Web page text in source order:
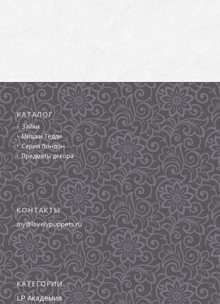
КАТАЛОГ
Зайки
Мишки Тедди
Серия Лондон
Предметы декора
КОНТАКТЫ
my@lovelypuppets.ru
КАТЕГОРИИ
LP Академия